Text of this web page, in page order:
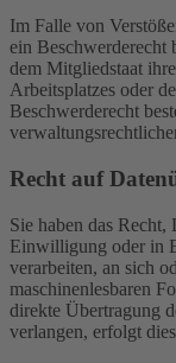
Im Falle von
ein Beschwerderecht
dem Mitgliedstaat
Arbeitsplatzes oder
Beschwerderecht
Recht auf
Sie haben das
Einwilligung oder in
verarbeiten, an sich
maschinenlesbaren
direkte Übertragung
verlangen, erfolgt